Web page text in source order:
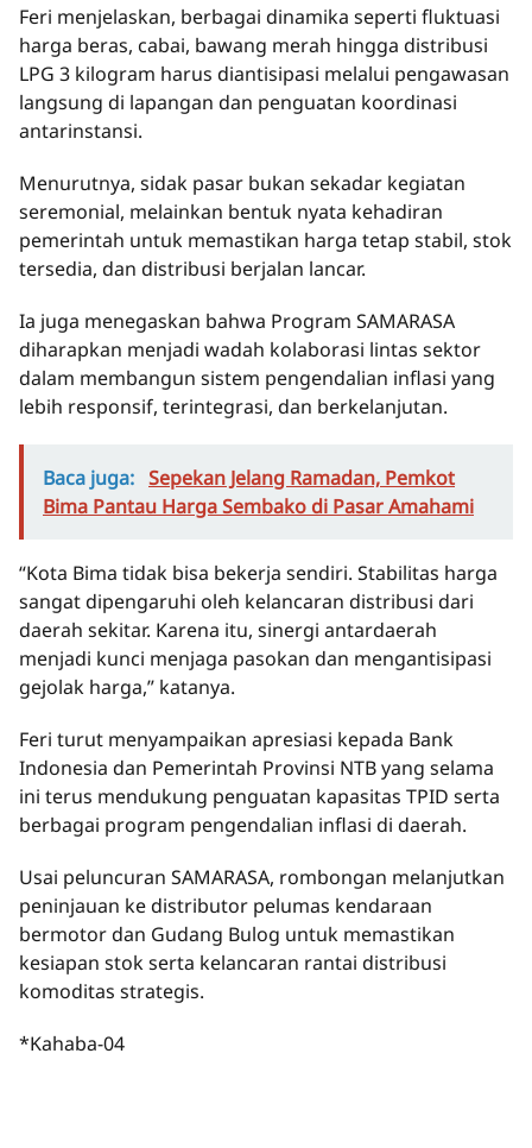
Feri menjelaskan, berbagai dinamika seperti fluktuasi
harga beras, cabai, bawang merah hingga distribusi
LPG 3 kilogram harus diantisipasi melalui pengawasan
langsung di lapangan dan penguatan koordinasi
antarinstansi.
Menurutnya, sidak pasar bukan sekadar kegiatan
seremonial, melainkan bentuk nyata kehadiran
pemerintah untuk memastikan harga tetap stabil, stok
tersedia, dan distribusi berjalan lancar.
Ia juga menegaskan bahwa Program SAMARASA
diharapkan menjadi wadah kolaborasi lintas sektor
dalam membangun sistem pengendalian inflasi yang
lebih responsif, terintegrasi, dan berkelanjutan.
Baca juga: Sepekan Jelang Ramadan, Pemkot
Bima Pantau Harga Sembako di Pasar Amahami
“Kota Bima tidak bisa bekerja sendiri. Stabilitas harga
sangat dipengaruhi oleh kelancaran distribusi dari
daerah sekitar. Karena itu, sinergi antardaerah
menjadi kunci menjaga pasokan dan mengantisipasi
gejolak harga,” katanya.
Feri turut menyampaikan apresiasi kepada Bank
Indonesia dan Pemerintah Provinsi NTB yang selama
ini terus mendukung penguatan kapasitas TPID serta
berbagai program pengendalian inflasi di daerah.
Usai peluncuran SAMARASA, rombongan melanjutkan
peninjauan ke distributor pelumas kendaraan
bermotor dan Gudang Bulog untuk memastikan
kesiapan stok serta kelancaran rantai distribusi
komoditas strategis.
*Kahaba-04